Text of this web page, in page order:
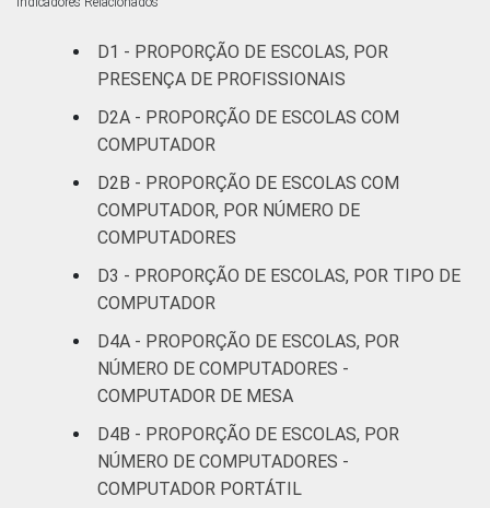
D1 - PROPORÇÃO DE ESCOLAS, POR
PRESENÇA DE PROFISSIONAIS
D2A - PROPORÇÃO DE ESCOLAS COM
COMPUTADOR
D2B - PROPORÇÃO DE ESCOLAS COM
COMPUTADOR, POR NÚMERO DE
COMPUTADORES
D3 - PROPORÇÃO DE ESCOLAS, POR TIPO DE
COMPUTADOR
D4A - PROPORÇÃO DE ESCOLAS, POR
NÚMERO DE COMPUTADORES -
COMPUTADOR DE MESA
D4B - PROPORÇÃO DE ESCOLAS, POR
NÚMERO DE COMPUTADORES -
COMPUTADOR PORTÁTIL